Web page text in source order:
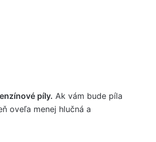
píly. Ak vám bude píla
oveľa menej hlučná a